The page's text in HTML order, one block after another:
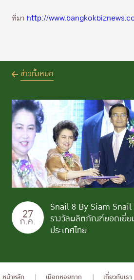
ที่มา http://
ข่าวทั้งหมด
27
ก.ค.
Snail 8 By Siam Snail
รางวัลผลิตภัณฑ์ยอดเยี่ย
ประเทศไทย
หน้าหลัก เมือกหอยทาก เกี่ยวกับเรา